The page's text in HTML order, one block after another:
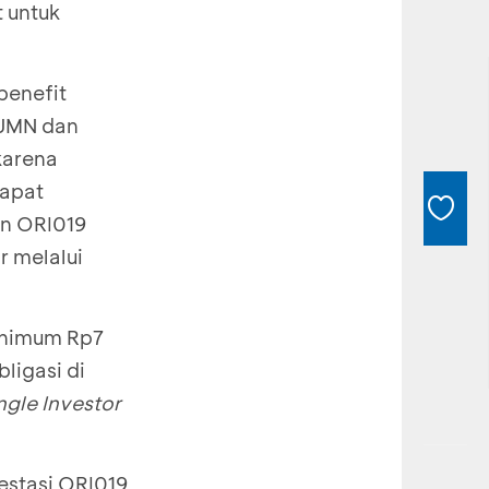
untuk
dan
ORI019
melalui
Rp7
di
Investor